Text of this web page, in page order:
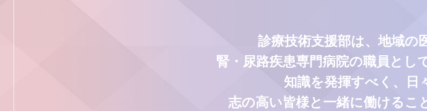
診療技術支援部は、地域の
腎・尿路疾患専門病院の職員とし
知識を発揮すべく、日
志の高い皆様と一緒に働けるこ